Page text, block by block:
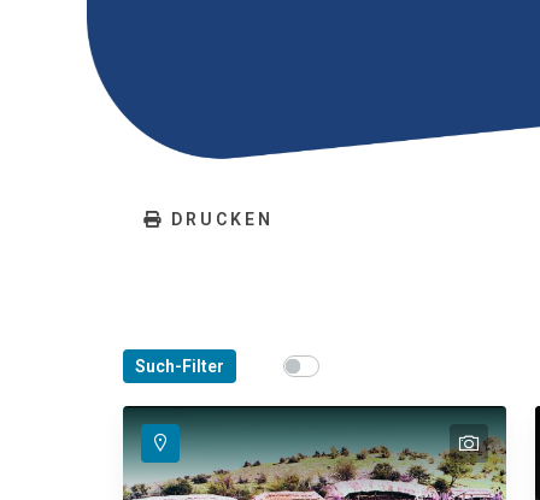
DRUCKEN
Such-Filter Show map on mouse hover
text